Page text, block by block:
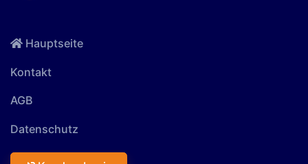
Hauptseite
Kontakt
AGB
Datenschutz